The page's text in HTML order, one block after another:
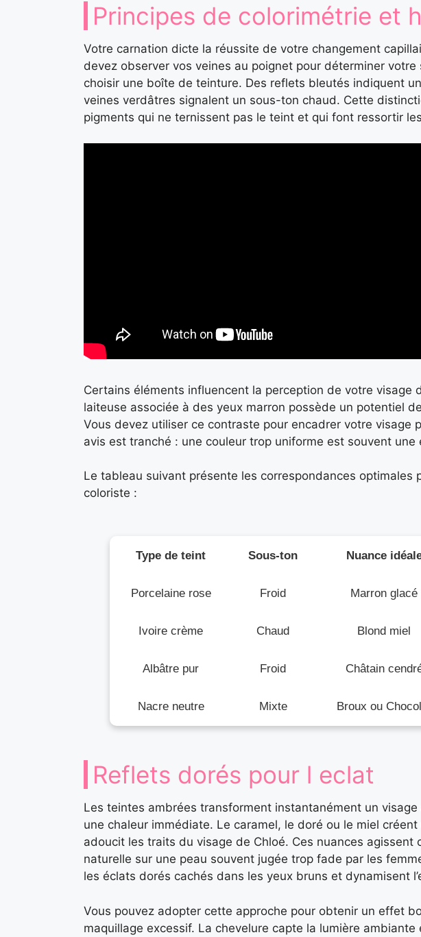
Principes de colorimétrie et
Votre carnation dicte la réussite de votre changement
devez observer vos veines au poignet pour déterminer
choisir une boîte de teinture. Des reflets bleutés indiquent
veines verdâtres signalent un sous-ton chaud. Cette
pigments qui ne ternissent pas le teint et qui font ressortir
Certains éléments influencent la perception de votre visage
laiteuse associée à des yeux marron possède un potentiel
Vous devez utiliser ce contraste pour encadrer votre visage
avis est tranché : une couleur trop uniforme est souvent
Le tableau suivant présente les correspondances optimales
coloriste :
Type de teint Sous-ton Nuance
Porcelaine rose Froid Marron glacé
Ivoire crème Chaud Blond miel
Albâtre pur Froid Châtain
Nacre neutre Mixte Broux ou
Reflets dorés pour l eclat
Les teintes ambrées transforment instantanément un
une chaleur immédiate. Le caramel, le doré ou le miel
adoucit les traits du visage de Chloé. Ces nuances agissent
naturelle sur une peau souvent jugée trop fade par les
les éclats dorés cachés dans les yeux bruns et dynamisent
Vous pouvez adopter cette approche pour obtenir un effet
maquillage excessif. La chevelure capte la lumière